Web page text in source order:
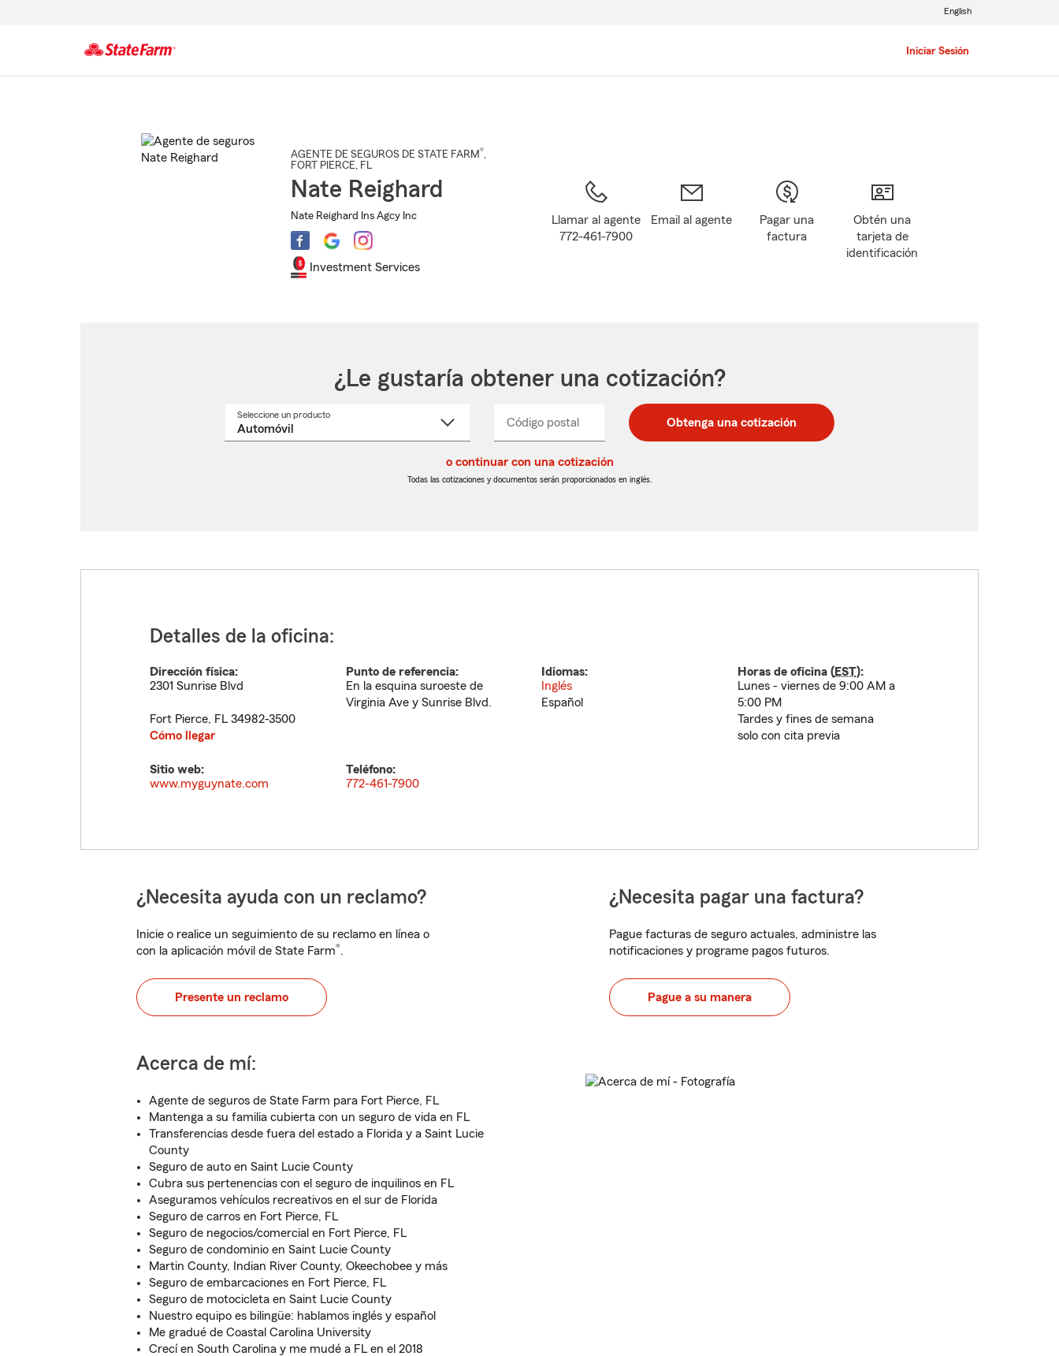
Iniciar Sesión
English
AGENTE DE SEGUROS DE STATE FARM®,
FORT PIERCE, FL
Nate Reighard
Nate Reighard Ins Agcy Inc
Investment Services
Llamar al agente
772-461-7900
Email al agente
Pagar una
factura
Obtén una
tarjeta de
identificación
¿Le gustaría obtener una cotización?
Seleccione un productoSeleccione
Código postal
postal
de
postal
de
_____ Obtenga una cotización
o continuar con una cotización
Todas las cotizaciones y documentos serán proporcionados en inglés.
Detalles de la oficina:
Dirección física:
2301 Sunrise Blvd
Fort Pierce, FL 34982-3500
Cómo llegar
Punto de referencia:
En la esquina suroeste de
Virginia Ave y Sunrise Blvd.
Idiomas:
Inglés
Español
Horas de oficina (EST):
Lunes - viernes de 9:00 AM a
5:00 PM
Tardes y fines de semana
solo con cita previa
Sitio web:
www.myguynate.com
Teléfono:
772-461-7900
¿Necesita ayuda con un reclamo?
Inicie o realice un seguimiento de su reclamo en línea o
con la aplicación móvil de State Farm®.
Presente un reclamo
¿Necesita pagar una factura?
Pague facturas de seguro actuales, administre las
notificaciones y programe pagos futuros.
Pague a su manera
Acerca de mí:
Agente de seguros de State Farm para Fort Pierce, FL
Mantenga a su familia cubierta con un seguro de vida en FL
Transferencias desde fuera del estado a Florida y a Saint Lucie
County
Seguro de auto en Saint Lucie County
Cubra sus pertenencias con el seguro de inquilinos en FL
Aseguramos vehículos recreativos en el sur de Florida
Seguro de carros en Fort Pierce, FL
Seguro de negocios/comercial en Fort Pierce, FL
Seguro de condominio en Saint Lucie County
Martin County, Indian River County, Okeechobee y más
Seguro de embarcaciones en Fort Pierce, FL
Seguro de motocicleta en Saint Lucie County
Nuestro equipo es bilingüe: hablamos inglés y español
Me gradué de Coastal Carolina University
Crecí en South Carolina y me mudé a FL en el 2018